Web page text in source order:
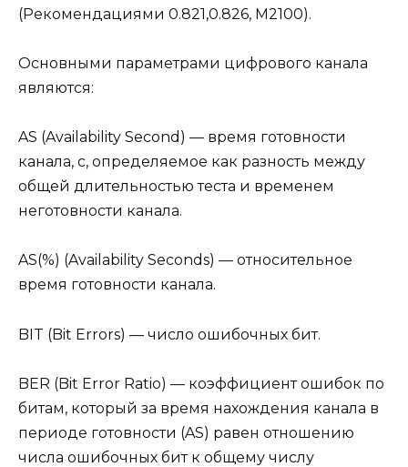
(Рекомендациями 0.821,0.826, М2100).
Основными параметрами цифрового канала
являются:
AS (Availability Second) — время готовности
канала, с, определяемое как разность между
общей длительностью теста и временем
неготовности канала.
AS(%) (Availability Seconds) — относительное
время готовности канала.
BIT (Bit Errors) — число ошибочных бит.
BER (Bit Error Ratio) — коэффициент ошибок по
битам, который за время нахождения канала в
периоде готовности (AS) равен отношению
числа ошибочных бит к общему числу